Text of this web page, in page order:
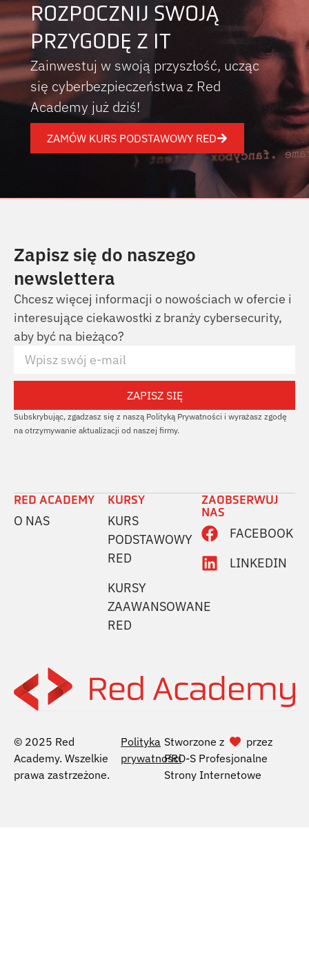
ROZPOCZNIJ SWOJĄ
PRZYGODĘ Z IT
Zainwestuj w swoją przyszłość, ucząc
się cyberbezpieczeństwa z Red
Academy już dziś!
ZAMÓW KURS PODSTAWOWY RED
Zapisz się do naszego
newslettera
Chcesz więcej informacji o nowościach w ofercie i
interesujące ciekawostki z branży cybersecurity,
aby być na bieżąco?
ZAPISZ SIĘ
Subskrybując, zgadzasz się z naszą Polityką Prywatności i wyrażasz zgodę
na otrzymywanie aktualizacji od naszej firmy.
RED ACADEMY
O NAS
KURSY
KURS
PODSTAWOWY
RED
KURSY
ZAAWANSOWANE
RED
ZAOBSERWUJ
NAS
FACEBOOK
LINKEDIN
© 2025 Red
Academy. Wszelkie
prawa zastrzeżone.
Polityka
prywatności
Stworzone z
przez
PRO-S Profesjonalne
Strony Internetowe